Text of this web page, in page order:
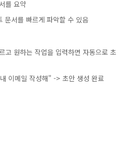
를 요약
문서를 빠르게 파악할 수 있음
고 원하는 작업을 입력하면 자동으로 초
이메일 작성해" -> 초안 생성 완료